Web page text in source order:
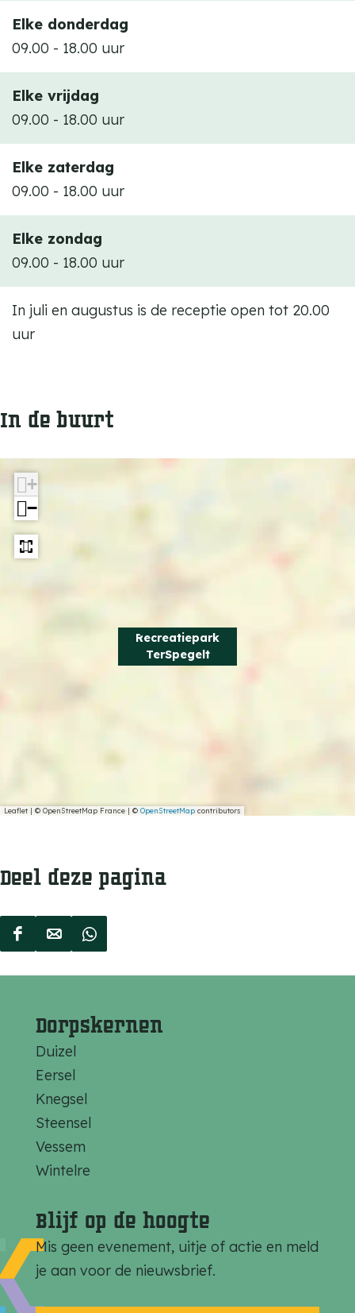
Elke donderdag
09.00 - 18.00 uur
Elke vrijdag
09.00 - 18.00 uur
Elke zaterdag
09.00 - 18.00 uur
Elke zondag
09.00 - 18.00 uur
In juli en augustus is de receptie open tot 20.00
uur
In de buurt
Recreatiepark
TerSpegelt
+
−
Leaflet | © OpenStreetMap France | © OpenStreetMap contributors
Deel deze pagina
D
o
p
D
l
n
a
o
D
l
n
a
o
Dorpskernen
Duizel
Eersel
Knegsel
Steensel
Vessem
Wintelre
Blijf op de hoogte
Mis geen evenement, uitje of actie en meld
je aan voor de nieuwsbrief.